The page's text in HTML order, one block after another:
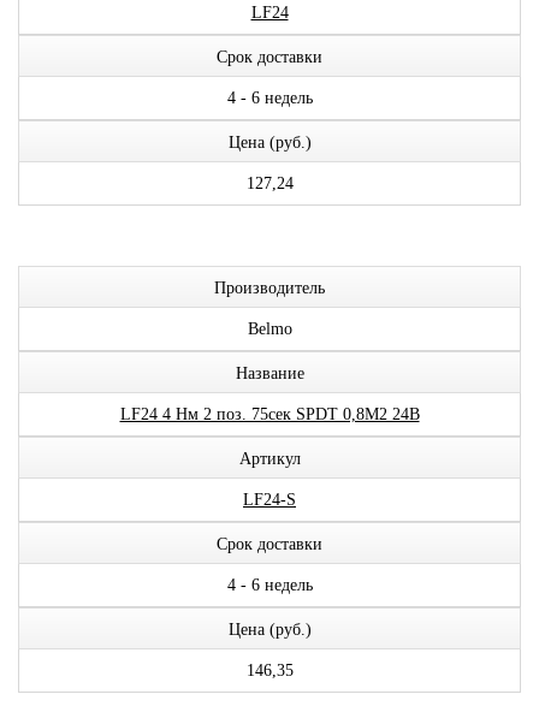
LF24
Срок доставки
4 - 6 недель
Цена (руб.)
127,24
Производитель
Belmo
Название
LF24 4 Нм 2 поз. 75сек SPDT 0,8М2 24В
Артикул
LF24-S
Срок доставки
4 - 6 недель
Цена (руб.)
146,35